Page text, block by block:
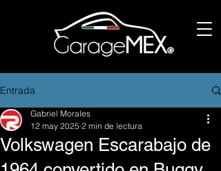
Entrada
Volkswagen Escarabajo de
Gabriel Morales
12 may 2025 2 min de lectura